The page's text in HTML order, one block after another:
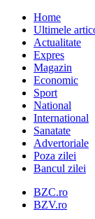
Home
Ultimele
Actualitate
Expres
Magazin
Economic
Sport
National
International
Sanatate
Advertoriale
Poza zilei
Bancul zilei
BZC.ro
BZV.ro